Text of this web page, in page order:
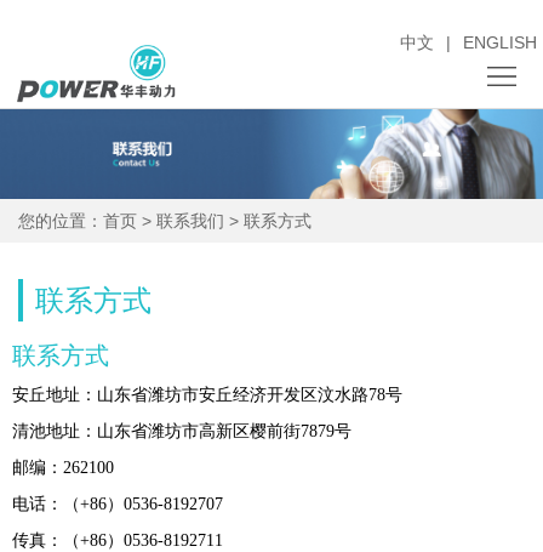
中文 | ENGLISH
我
闻
心
产
中
心
购
招
标
销
售
服
务
人
才
招
投
资
联
您的位置： 首页 > 联系我们 > 联系方式
联系方式
联系方式
安丘地址：山东省潍坊市安丘经济开发区汶水路78号
清池地址：山东省潍坊市高新区樱前街7879号
邮编：262100
电话：（+86）0536-8192707
传真：（+86）0536-8192711